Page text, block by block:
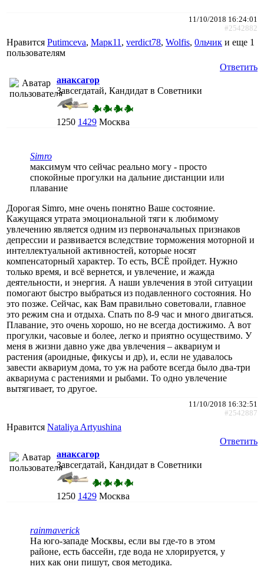
11/10/2018 16:24:01
#2542882
Нравится Putimceva, Марк11 , verdict78, Wolfis, 0льчик и еще 1
пользователям
Ответить
анаксагор
Завсегдатай, Кандидат в Советники
1250 1429 Москва
Simro
максимум что сейчас реально могу - просто
спокойные прогулки на дальние дистанции или
плавание
Дорогая Simro, мне очень понятно Ваше состояние.
Кажущаяся утрата эмоциональной тяги к любимому
увлечению является одним из первоначальных признаков
депрессии и развивается вследствие торможения моторной и
интеллектуальной активностей, которые носят
компенсаторный характер. То есть, ВСЁ пройдет. Нужно
только время, и всё вернется, и увлечение, и жажда
деятельности, и энергия. А наши увлечения в этой ситуации
помогают быстро выбраться из подавленного состояния. Но
это позже. Сейчас, как Вам правильно советовали, главное
это режим сна и отдыха. Спать по 8-9 час и много двигаться.
Плавание, это очень хорошо, но не всегда достижимо. А вот
прогулки, часовые и более, легко и приятно осуществимо. У
меня в жизни давно уже два увлечения – аквариум и
растения (ароидные, фикусы и др), и, если не удавалось
завести аквариум дома, то уж на работе всегда было два-три
аквариума с растениями и рыбами. То одно увлечение
вытягивает, то другое.
11/10/2018 16:32:51
#2542887
Нравится Nataliya Artyushina
Ответить
анаксагор
Завсегдатай, Кандидат в Советники
1250 1429 Москва
rainmaverick
На юго-западе Москвы, если вы где-то в этом
районе, есть бассейн, где вода не хлорируется, у
них как они пишут, своя методика.